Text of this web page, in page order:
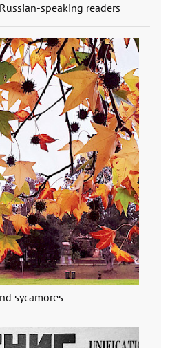
speaking readers
sycamores